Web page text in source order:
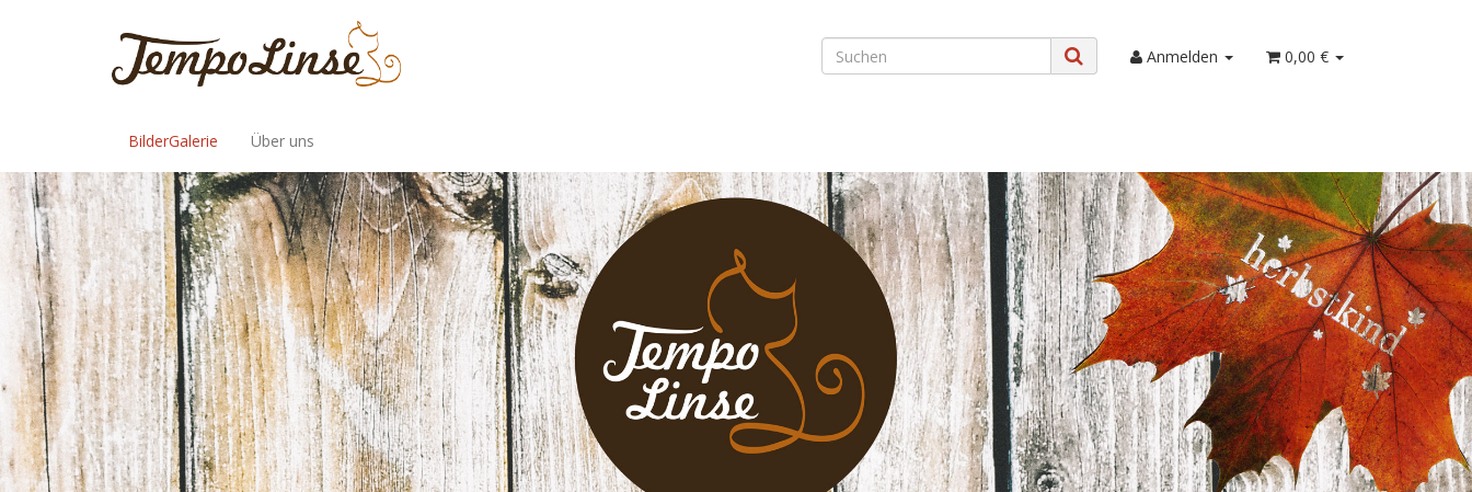
Anmelden 0,00 €
BilderGalerie Über uns